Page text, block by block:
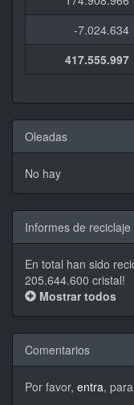
-7.024.634
417.555.997
Oleadas
No hay
Informes de reciclaje
En total han sido
205.644.600 cristal!
Mostrar todos
Comentarios
Por favor, entra,